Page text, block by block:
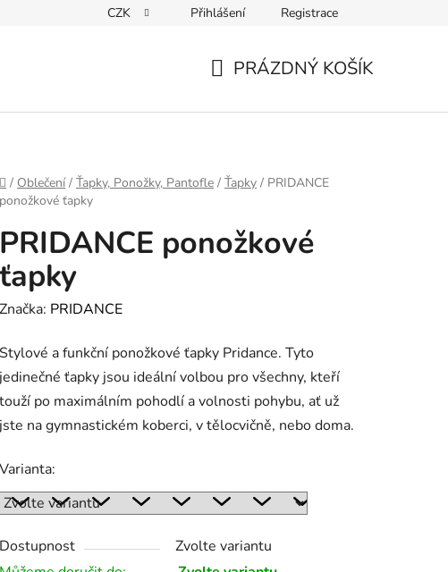
CZK Přihlášení Registrace
PRÁZDNÝ KOŠÍK
Domů
/ Oblečení / Ťapky, Ponožky, Pantofle / Ťapky / PRIDANCE
ponožkové ťapky
PRIDANCE ponožkové
ťapky
Značka: PRIDANCE
Stylové a funkční ponožkové ťapky Pridance. Tyto
jedinečné ťapky jsou ideální volbou pro všechny, kteří
touží po maximálním pohodlí a volnosti pohybu, ať už
jste na gymnastickém koberci, v tělocvičně, nebo doma.
Varianta:
Dostupnost
Zvolte variantu